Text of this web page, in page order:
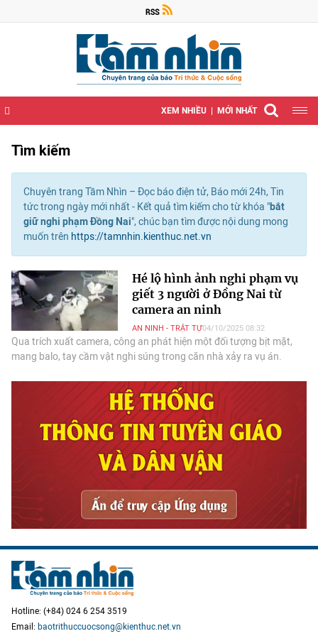
XEM NHIỀU MỚI NHẤT
Tìm kiếm
Chuyên trang Tầm Nhìn – Đọc báo điện tử, Báo mới 24h, Tin
tức trong ngày mới nhất - Kết quả tìm kiếm cho từ khóa "bắt
giữ nghi phạm Đồng Nai", chúc bạn tìm được nội dung mong
muốn trên https://tamnhin.kienthuc.net.vn
Hé lộ hình ảnh nghi phạm vụ
giết 3 người ở Đồng Nai từ
camera an ninh
AN NINH - TRẬT TỰ04/10/2025 08:32
Qua trích xuất camera, công an phát hiện một đối tượng bịt mặt,
mang balo, tay cầm vật nghi súng trong căn nhà xảy ra vụ án.
Hotline: (+84) 024 6 254 3519
Email: baotrithuccuocsong@kienthuc.net.vn